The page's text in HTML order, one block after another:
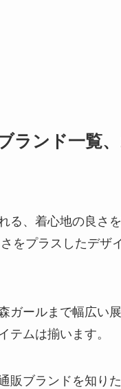
ランド一覧
る、着心地の良さ
をプラスしたデザ
ガールまで幅広い
ムは揃います。
販ブランドを知り